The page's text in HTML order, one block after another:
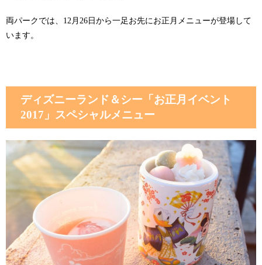
両パークでは、12月26日から一足お先にお正月メニューが登場して
います。
ディズニーランド＆シー「お正月イベント
2017」スペシャルメニュー